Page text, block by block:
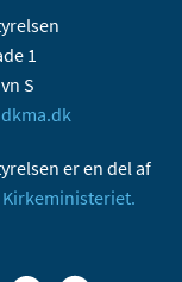
1
S
er en del af